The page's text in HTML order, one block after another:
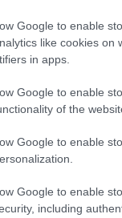
Google to enable
like cookies on
in apps.
Google to enable
of the
Google to enable
Google to enable
including